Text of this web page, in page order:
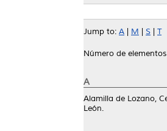
Jump to: A M S T
Número de
A
Alamilla de Lozano,
León.